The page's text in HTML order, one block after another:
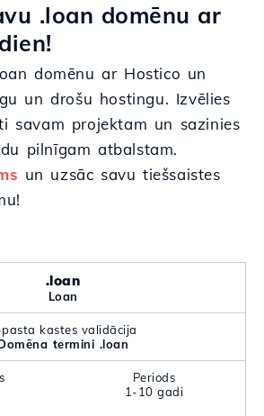
.loan domēnu ar
domēnu ar Hostico un
un drošu hostingu. Izvēlies
savam projektam un sazinies
pilnīgam atbalstam.
un uzsāc savu tiešsaistes
.loan
Loan
pasta kastes validācija
termini .loan
Periods
1-10 gadi